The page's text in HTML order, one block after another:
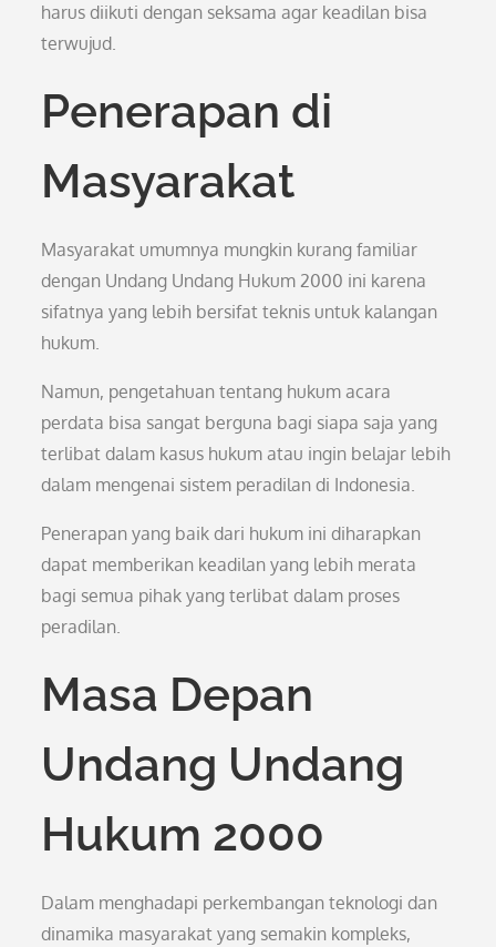
harus diikuti dengan seksama agar keadilan bisa
terwujud.
Penerapan di
Masyarakat
Masyarakat umumnya mungkin kurang familiar
dengan Undang Undang Hukum 2000 ini karena
sifatnya yang lebih bersifat teknis untuk kalangan
hukum.
Namun, pengetahuan tentang hukum acara
perdata bisa sangat berguna bagi siapa saja yang
terlibat dalam kasus hukum atau ingin belajar lebih
dalam mengenai sistem peradilan di Indonesia.
Penerapan yang baik dari hukum ini diharapkan
dapat memberikan keadilan yang lebih merata
bagi semua pihak yang terlibat dalam proses
peradilan.
Masa Depan
Undang Undang
Hukum 2000
Dalam menghadapi perkembangan teknologi dan
dinamika masyarakat yang semakin kompleks,